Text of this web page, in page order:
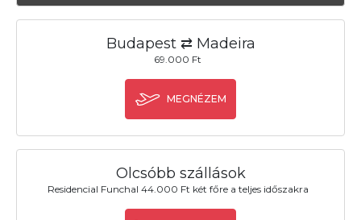
Budapest ⇄ Madeira
69.000 Ft
MEGNÉZEM
Olcsóbb szállások
Residencial Funchal 44.000 Ft két főre a teljes időszakra